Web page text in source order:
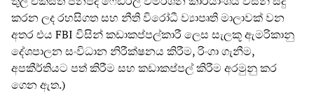
කරන ලද රහසිගත සහ නීති විරෝධී ව්‍යාපෘති මාලාවක් වන
අතර එය FBI විසින් කඩාකප්පල්කාරී ලෙස සැලකූ ඇමරිකානු
දේශපාලන සංවිධාන නිරීක්ෂනය කිරීම, රිංගා ගැනීම,
අපකීර්තියට පත් කිරීම සහ කඩාකප්පල් කිරීම අරමුනු කර
ගෙන ඇත.)